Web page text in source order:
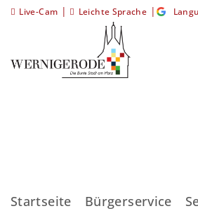
Live-Cam | Leichte Sprache |
Startseite Bürgerservice